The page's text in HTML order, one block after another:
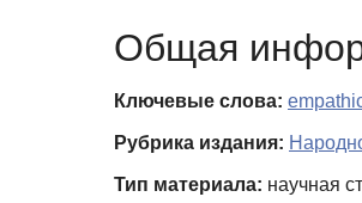
Общая
Ключевые слова:
Рубрика издания:
Тип материала: научная